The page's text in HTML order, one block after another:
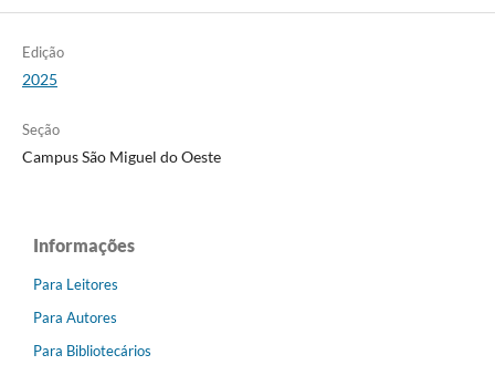
Edição
2025
Seção
Campus São Miguel do Oeste
Informações
Para Leitores
Para Autores
Para Bibliotecários